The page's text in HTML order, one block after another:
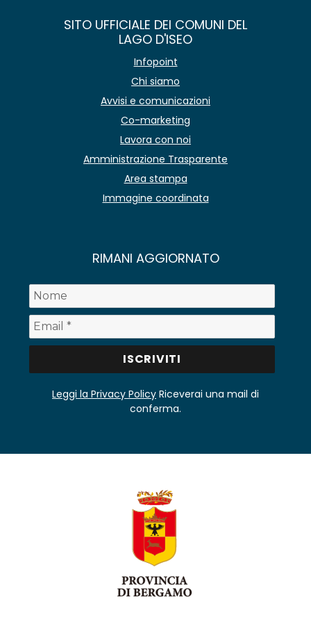
SITO UFFICIALE DEI COMUNI DEL
LAGO D'ISEO
Infopoint
Chi siamo
Avvisi e comunicazioni
Co-marketing
Lavora con noi
Amministrazione Trasparente
Area stampa
Immagine coordinata
RIMANI AGGIORNATO
Leggi la Privacy Policy Riceverai una mail di
conferma.